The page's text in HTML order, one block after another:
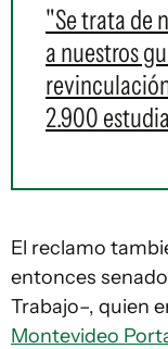
"Se trata de
a nuestros
2.900
El reclamo
entonces
Trabajo–, quien
Montevideo